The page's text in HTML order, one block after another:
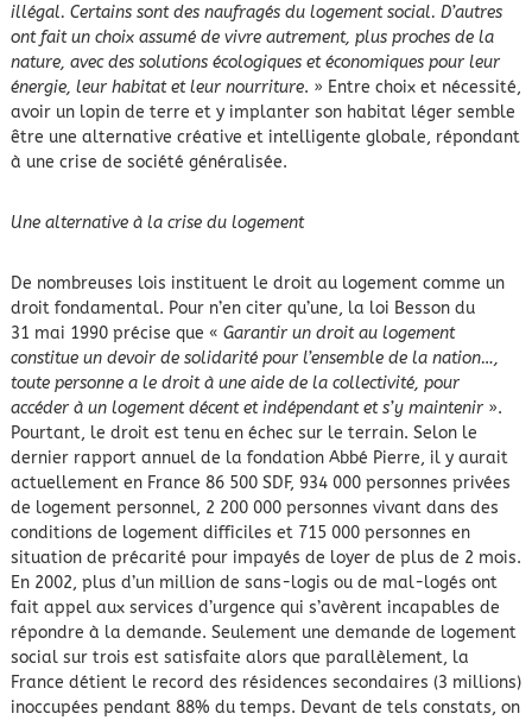
illégal. Certains sont des naufragés du logement social. D’autres
ont fait un choix assumé de vivre autrement, plus proches de la
nature, avec des solutions écologiques et économiques pour leur
énergie, leur habitat et leur nourriture. » Entre choix et nécessité,
avoir un lopin de terre et y implanter son habitat léger semble
être une alternative créative et intelligente globale, répondant
à une crise de société généralisée.
Une alternative à la crise du logement
De nombreuses lois instituent le droit au logement comme un
droit fondamental. Pour n’en citer qu’une, la loi Besson du
31 mai 1990 précise que « Garantir un droit au logement
constitue un devoir de solidarité pour l’ensemble de la nation…,
toute personne a le droit à une aide de la collectivité, pour
accéder à un logement décent et indépendant et s’y maintenir».
Pourtant, le droit est tenu en échec sur le terrain. Selon le
dernier rapport annuel de la fondation Abbé Pierre, il y aurait
actuellement en France 86 500 SDF, 934 000 personnes privées
de logement personnel, 2 200 000 personnes vivant dans des
conditions de logement difficiles et 715 000 personnes en
situation de précarité pour impayés de loyer de plus de 2 mois.
En 2002, plus d’un million de sans-logis ou de mal-logés ont
fait appel aux services d’urgence qui s’avèrent incapables de
répondre à la demande. Seulement une demande de logement
social sur trois est satisfaite alors que parallèlement, la
France détient le record des résidences secondaires (3 millions)
inoccupées pendant 88% du temps. Devant de tels constats, on